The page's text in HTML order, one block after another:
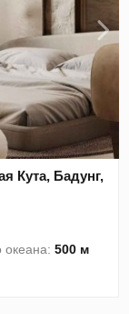
Кута, Бадунг,
океана:500 м